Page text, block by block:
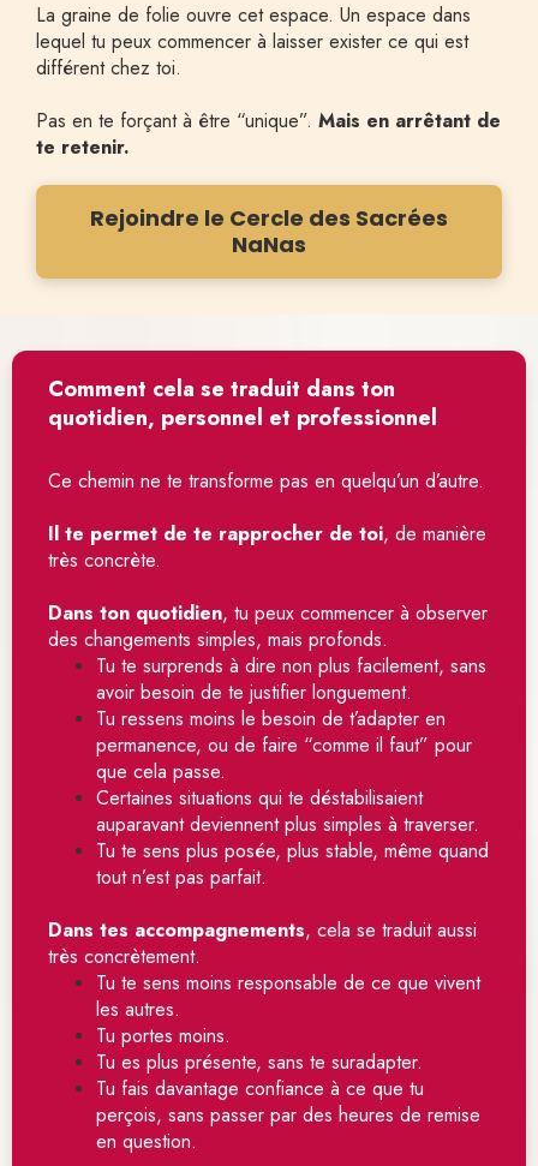
La graine de folie ouvre cet espace. Un espace dans
lequel tu peux commencer à laisser exister ce qui est
différent chez toi.
Pas en te forçant à être “unique”. Mais en arrêtant de
te retenir.
Rejoindre le Cercle des Sacrées
NaNas
Comment cela se traduit dans ton
quotidien, personnel et professionnel
Ce chemin ne te transforme pas en quelqu’un d’autre.
Il te permet de te rapprocher de toi, de manière
très concrète.
Dans ton quotidien, tu peux commencer à observer
des changements simples, mais profonds.
Tu te surprends à dire non plus facilement, sans
avoir besoin de te justifier longuement.
Tu ressens moins le besoin de t’adapter en
permanence, ou de faire “comme il faut” pour
que cela passe.
Certaines situations qui te déstabilisaient
auparavant deviennent plus simples à traverser.
Tu te sens plus posée, plus stable, même quand
tout n’est pas parfait.
Dans tes accompagnements, cela se traduit aussi
très concrètement.
Tu te sens moins responsable de ce que vivent
les autres.
Tu portes moins.
Tu es plus présente, sans te suradapter.
Tu fais davantage confiance à ce que tu
perçois, sans passer par des heures de remise
en question.